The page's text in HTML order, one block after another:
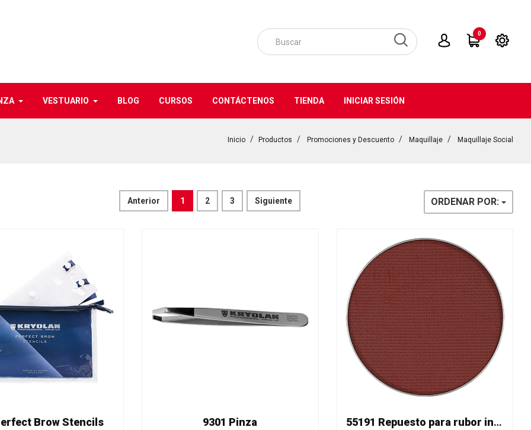
0
VESTUARIO BLOG CURSOS CONTÁCTENOS TIENDA INICIAR SESIÓN
Inicio Productos Promociones y Descuento Maquillaje Maquillaje Social
Anterior 1 2 3 Siguiente ORDENAR POR:
Brow Stencils 9301 Pinza 55191 Repuesto para rubor insertable